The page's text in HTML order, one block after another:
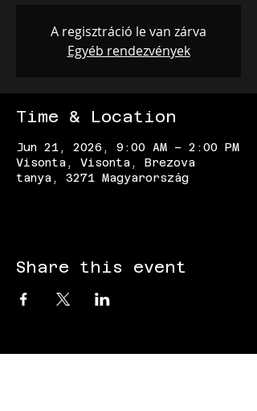
A regisztráció le van zárva
Egyéb rendezvények
Time & Location
Jun 21, 2026, 9:00 AM – 2:00 PM
Visonta, Visonta, Brezova
tanya, 3271 Magyarország
Share this event